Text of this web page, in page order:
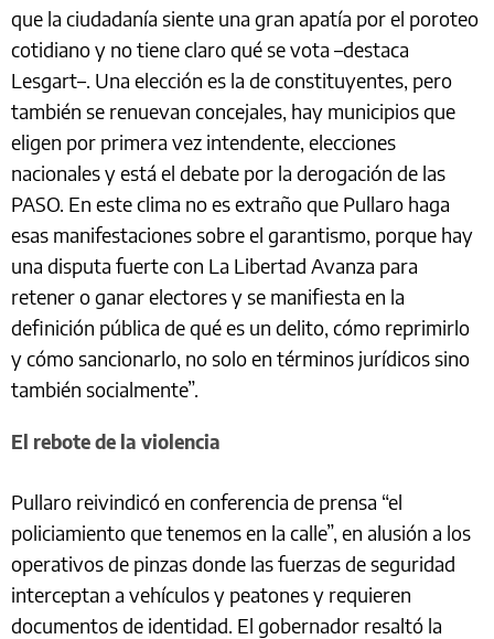
que la ciudadanía siente una gran apatía por el poroteo
cotidiano y no tiene claro qué se vota –destaca
Lesgart–. Una elección es la de constituyentes, pero
también se renuevan concejales, hay municipios que
eligen por primera vez intendente, elecciones
nacionales y está el debate por la derogación de las
PASO. En este clima no es extraño que Pullaro haga
esas manifestaciones sobre el garantismo, porque hay
una disputa fuerte con La Libertad Avanza para
retener o ganar electores y se manifiesta en la
definición pública de qué es un delito, cómo reprimirlo
y cómo sancionarlo, no solo en términos jurídicos sino
también socialmente”.
El rebote de la violencia
Pullaro reivindicó en conferencia de prensa “el
policiamiento que tenemos en la calle”, en alusión a los
operativos de pinzas donde las fuerzas de seguridad
interceptan a vehículos y peatones y requieren
documentos de identidad. El gobernador resaltó la